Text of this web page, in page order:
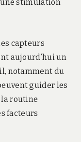
une stimulation
capteurs
aujourd’hui un
notamment du
guider les
routine
facteurs